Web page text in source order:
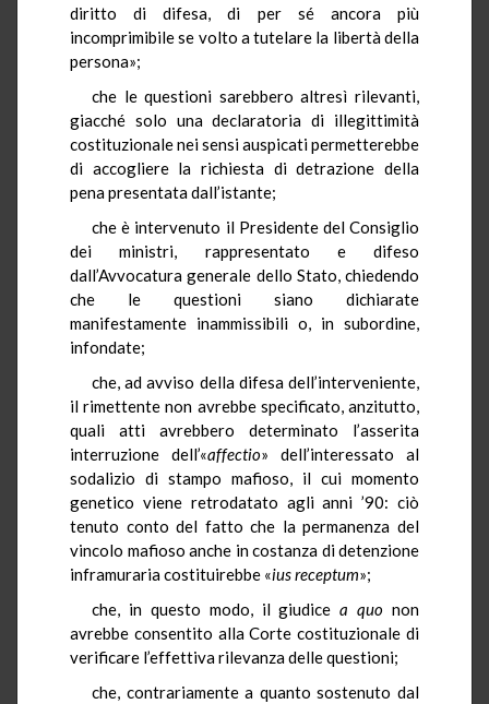
diritto di difesa, di per sé ancora più
incomprimibile se volto a tutelare la libertà della
persona»;
che le questioni sarebbero altresì rilevanti,
giacché solo una declaratoria di illegittimità
costituzionale nei sensi auspicati permetterebbe
di accogliere la richiesta di detrazione della
pena presentata dall’istante;
che è intervenuto il Presidente del Consiglio
dei ministri, rappresentato e difeso
dall’Avvocatura generale dello Stato, chiedendo
che le questioni siano dichiarate
manifestamente inammissibili o, in subordine,
infondate;
che, ad avviso della difesa dell’interveniente,
il rimettente non avrebbe specificato, anzitutto,
quali atti avrebbero determinato l’asserita
interruzione dell’«affectio» dell’interessato al
sodalizio di stampo mafioso, il cui momento
genetico viene retrodatato agli anni ’90: ciò
tenuto conto del fatto che la permanenza del
vincolo mafioso anche in costanza di detenzione
inframuraria costituirebbe «iusreceptum»;
che, in questo modo, il giudicea quo non
avrebbe consentito alla Corte costituzionale di
verificare l’effettiva rilevanza delle questioni;
che, contrariamente a quanto sostenuto dal